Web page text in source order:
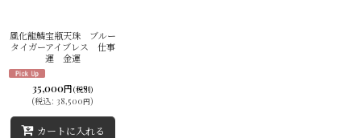
風化龍鱗宝瓶天珠 ブルー
タイガーアイブレス 仕事
運 金運
35,000円 (税別)
(税込: 38,500円)
カートに入れる